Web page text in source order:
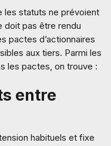
les statuts ne prévoient
doit pas être rendu
pactes d’actionnaires
aux tiers. Parmi les
les pactes, on trouve :
entre
habituels et fixe